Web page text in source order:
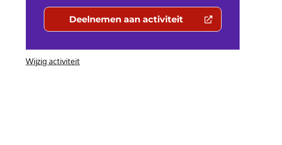
Deelnemen aan activiteit
(Deze link gaat naar een externe
Wijzig activiteit